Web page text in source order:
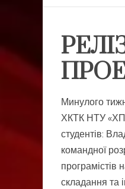
Минулого
ХКТК НТУ
студентів:
командної
програмістів
складання та